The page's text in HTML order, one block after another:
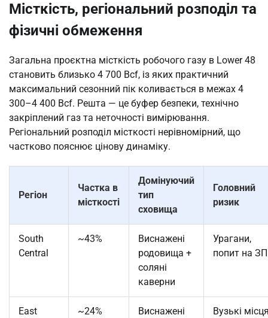
Місткість, регіональний розподіл та
фізичні обмеження
Загальна проєктна місткість робочого газу в Lower 48
становить близько 4 700 Bcf, із яких практичний
максимальний сезонний пік коливається в межах 4
300–4 400 Bcf. Решта — це буфер безпеки, технічно
закріплений газ та неточності вимірювання.
Регіональний розподіл місткості нерівномірний, що
частково пояснює цінову динаміку.
Регіон
Частка в
місткості
Домінуючий
тип
сховища
Головний
ризик
South
Central
~43%
Виснажені
родовища +
соляні
каверни
Урагани,
попит на
East ~24%
Виснажені
Вузькі